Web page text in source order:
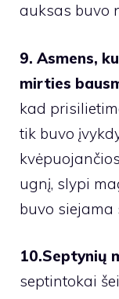
auksas buvo
9. Asmens,
mirties
kad
tik buvo
ugnį, slypi
buvo siejama
10.Septynių
septintokai